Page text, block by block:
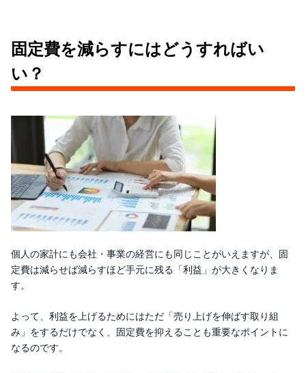
固定費を減らすにはどうすればい
い？
個人の家計にも会社・事業の経営にも同じことがいえますが、固
定費は減らせば減らすほど手元に残る「利益」が大きくなりま
す。
よって、利益を上げるためにはただ「売り上げを伸ばす取り組
み」をするだけでなく、固定費を抑えることも重要なポイントに
なるのです。